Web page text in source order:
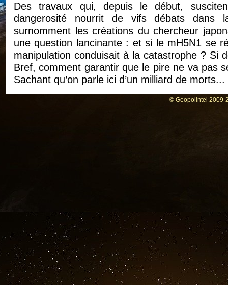
Des travaux qui, depuis le début,
dangerosité nourrit de vifs débats dans
surnomment les créations du chercheur
une question lancinante : et si le mH5N1 se
manipulation conduisait à la catastrophe ? Si
Bref, comment garantir que le pire ne va pas
Sachant qu’on parle ici d’un milliard de morts...
Sachant, aussi, que des cas d’infections en
© Geopolintel 2009-